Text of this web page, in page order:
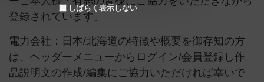
登録されています。
電力会社：日本/北海道の特徴や概要を御存知の方
は、ヘッダーメニューからログイン/会員登録し作
品説明文の作成/編集にご協力いただければ幸いで
しばらく表示しない